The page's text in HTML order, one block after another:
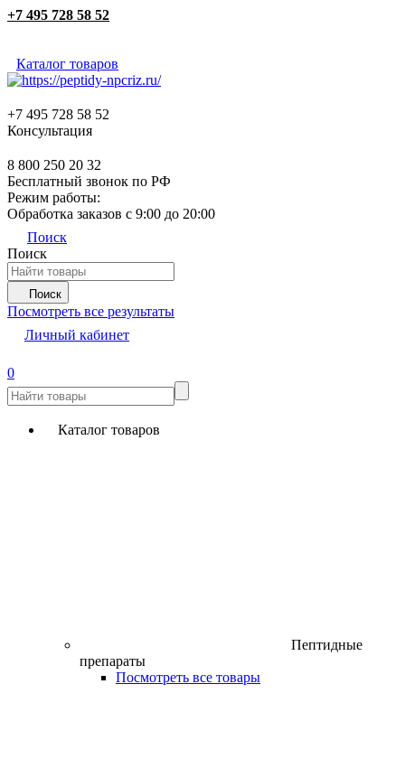
+7 495 728 58 52
Каталог товаров
+7 495 728 58 52
Консультация
8 800 250 20 32
Бесплатный звонок по РФ
Режим работы:
Обработка заказов с 9:00 до 20:00
Поиск
Поиск
Поиск
Посмотреть все результаты
Личный кабинет
0
Каталог товаров
Пептидные
препараты
Посмотреть все товары